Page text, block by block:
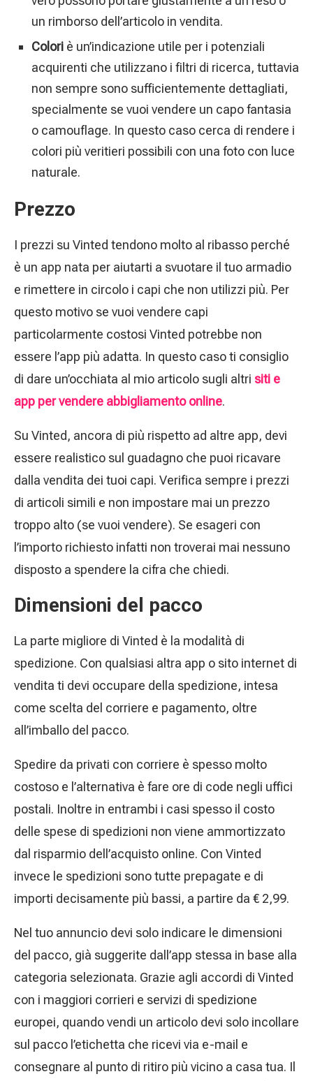
un rimborso dell’articolo in vendita.
Colori è un’indicazione utile per i potenziali
acquirenti che utilizzano i filtri di ricerca, tuttavia
non sempre sono sufficientemente dettagliati,
specialmente se vuoi vendere un capo fantasia
o camouflage. In questo caso cerca di rendere i
colori più veritieri possibili con una foto con luce
naturale.
Prezzo
I prezzi su Vinted tendono molto al ribasso perché
è un app nata per aiutarti a svuotare il tuo armadio
e rimettere in circolo i capi che non utilizzi più. Per
questo motivo se vuoi vendere capi
particolarmente costosi Vinted potrebbe non
essere l’app più adatta. In questo caso ti consiglio
di dare un’occhiata al mio articolo sugli altri siti e
app per vendere abbigliamento online.
Su Vinted, ancora di più rispetto ad altre app, devi
essere realistico sul guadagno che puoi ricavare
dalla vendita dei tuoi capi. Verifica sempre i prezzi
di articoli simili e non impostare mai un prezzo
troppo alto (se vuoi vendere). Se esageri con
l’importo richiesto infatti non troverai mai nessuno
disposto a spendere la cifra che chiedi.
Dimensioni del pacco
La parte migliore di Vinted è la modalità di
spedizione. Con qualsiasi altra app o sito internet di
vendita ti devi occupare della spedizione, intesa
come scelta del corriere e pagamento, oltre
all’imballo del pacco.
Spedire da privati con corriere è spesso molto
costoso e l’alternativa è fare ore di code negli uffici
postali. Inoltre in entrambi i casi spesso il costo
delle spese di spedizioni non viene ammortizzato
dal risparmio dell’acquisto online. Con Vinted
invece le spedizioni sono tutte prepagate e di
importi decisamente più bassi, a partire da € 2,99.
Nel tuo annuncio devi solo indicare le dimensioni
del pacco, già suggerite dall’app stessa in base alla
categoria selezionata. Grazie agli accordi di Vinted
con i maggiori corrieri e servizi di spedizione
europei, quando vendi un articolo devi solo incollare
sul pacco l’etichetta che ricevi via e-mail e
consegnare al punto di ritiro più vicino a casa tua. Il